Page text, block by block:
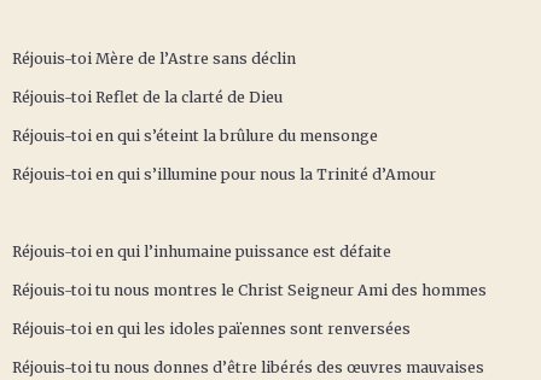
Réjouis-toi Mère de l’Astre sans déclin
Réjouis-toi Reflet de la clarté de Dieu
Réjouis-toi en qui s’éteint la brûlure du mensonge
Réjouis-toi en qui s’illumine pour nous la Trinité d’Amour
Réjouis-toi en qui l’inhumaine puissance est défaite
Réjouis-toi tu nous montres le Christ Seigneur Ami des hommes
Réjouis-toi en qui les idoles païennes sont renversées
Réjouis-toi tu nous donnes d’être libérés des œuvres mauvaises